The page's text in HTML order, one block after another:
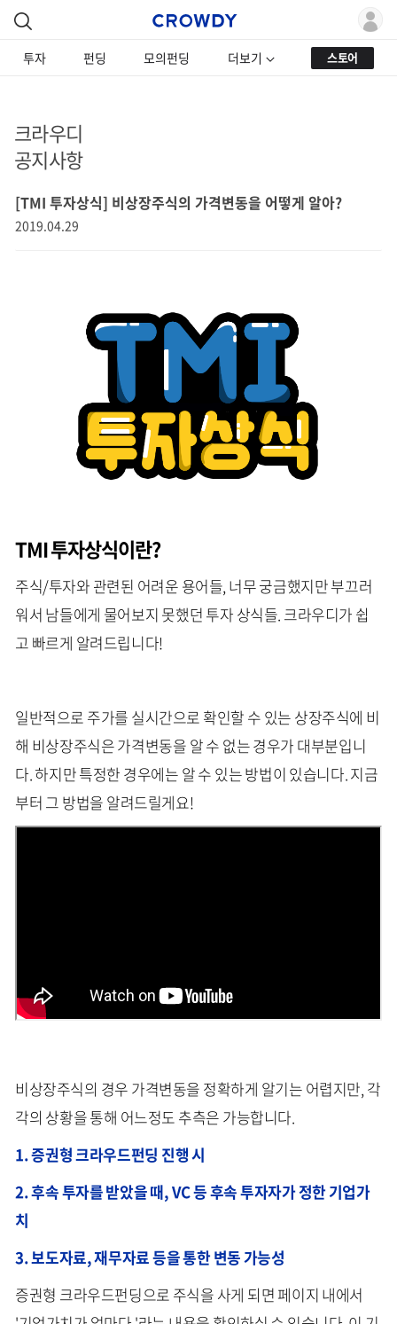
투자 펀딩 모의펀딩 더보기 스토어
크라우디
공지사항
[TMI 투자상식] 비상장주식의 가격변동을 어떻게 알아?
2019.04.29
TMI 투자상식이란?
주식/투자와 관련된 어려운 용어들, 너무 궁금했지만 부끄러
워서 남들에게 물어보지 못했던 투자 상식들. 크라우디가 쉽
고 빠르게 알려드립니다!
일반적으로 주가를 실시간으로 확인할 수 있는 상장주식에 비
해 비상장주식은 가격변동을 알 수 없는 경우가 대부분입니
다. 하지만 특정한 경우에는 알 수 있는 방법이 있습니다. 지금
부터 그 방법을 알려드릴게요!
비상장주식의 경우 가격변동을 정확하게 알기는 어렵지만, 각
각의 상황을 통해 어느정도 추측은 가능합니다.
1. 증권형 크라우드펀딩 진행 시
2. 후속 투자를 받았을 때, VC 등 후속 투자자가 정한 기업가
치
3. 보도자료, 재무자료 등을 통한 변동 가능성
증권형 크라우드펀딩으로 주식을 사게 되면 페이지 내에서